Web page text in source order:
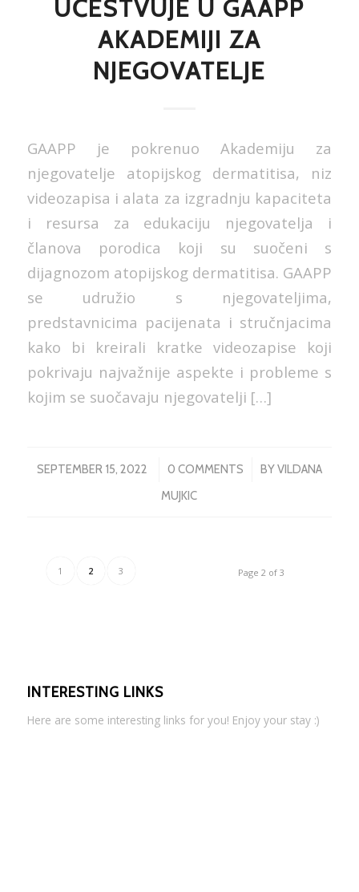
UČESTVUJE U GAAPP
AKADEMIJI ZA
NJEGOVATELJE
GAAPP je pokrenuo Akademiju za
njegovatelje atopijskog dermatitisa, niz
videozapisa i alata za izgradnju kapaciteta
i resursa za edukaciju njegovatelja i
članova porodica koji su suočeni s
dijagnozom atopijskog dermatitisa. GAAPP
se udružio s njegovateljima,
predstavnicima pacijenata i stručnjacima
kako bi kreirali kratke videozapise koji
pokrivaju najvažnije aspekte i probleme s
kojim se suočavaju njegovatelji […]
SEPTEMBER 15, 2022
/ 0 COMMENTS
/ BYVILDANA
MUJKIC
Page 2 of 3
1 2 3
INTERESTING LINKS
Here are some interesting links for you! Enjoy your stay :)